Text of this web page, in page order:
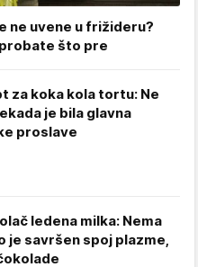
ne uvene u frižideru?
što pre
za koka kola tortu: Ne
je bila glavna
proslave
ledena milka: Nema
je savršen spoj plazme,